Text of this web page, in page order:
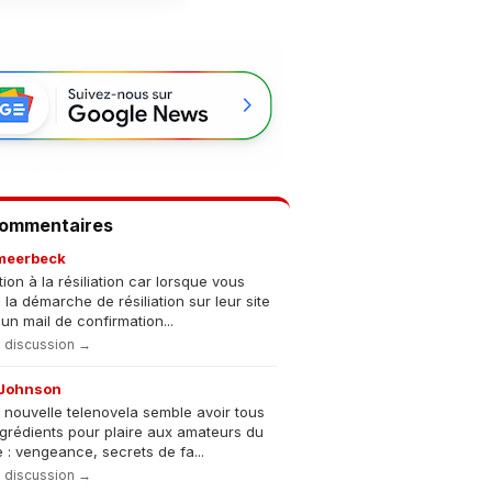
à la résiliation car lorsque vous
la démarche de résiliation sur leur site
mail de confirmation...
discussion →
nouvelle telenovela semble avoir tous
pour plaire aux amateurs du
: vengeance, secrets de fa...
discussion →